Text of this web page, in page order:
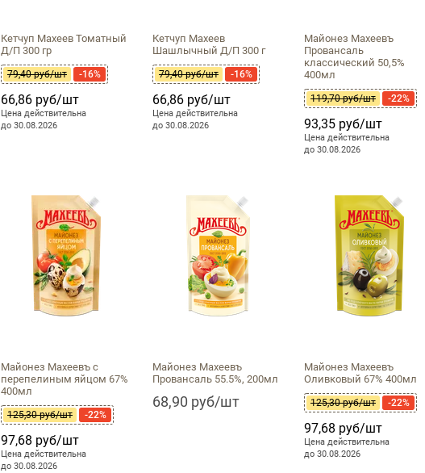
Кетчуп Махеев Томатный
Д/П 300 гр
79,40 руб/шт -16%
66,86 руб/шт
Цена действительна
до 30.08.2026
Кетчуп Махеев
Шашлычный Д/П 300 г
79,40 руб/шт -16%
66,86 руб/шт
Цена действительна
до 30.08.2026
Майонез Махеевъ
Провансаль
классический 50,5%
400мл
119,70 руб/шт -22%
93,35 руб/шт
Цена действительна
до 30.08.2026
Майонез Махеевъ с
перепелиным яйцом 67%
400мл
125,30 руб/шт -22%
97,68 руб/шт
Цена действительна
до 30.08.2026
Майонез Махеевъ
Провансаль 55.5%, 200мл
68,90 руб/шт
Майонез Махеевъ
Оливковый 67% 400мл
125,30 руб/шт -22%
97,68 руб/шт
Цена действительна
до 30.08.2026